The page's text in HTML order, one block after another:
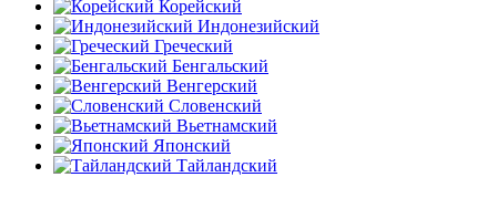
Корейский
Индонезийский
Греческий
Бенгальский
Венгерский
Словенский
Вьетнамский
Японский
Тайландский